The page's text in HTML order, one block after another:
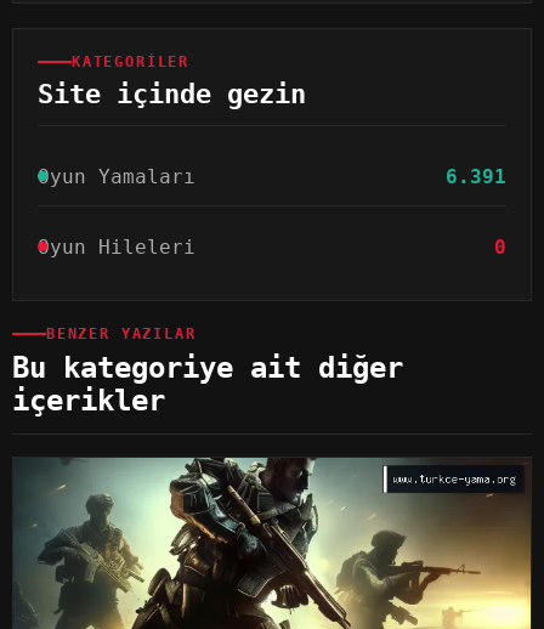
KATEGORILER
Site içinde gezin
Oyun Yamaları 6.391
Oyun Hileleri 0
BENZER YAZILAR
Bu kategoriye ait diğer
içerikler